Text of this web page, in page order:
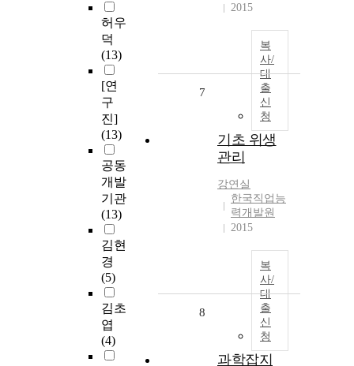
허우
덕
(13)
[연
구
진]
(13)
공동
개발
기관
(13)
김현
경
(5)
김초
엽
(4)
2015
복
사/
대
출
신
청
7
기초 위생
관리
강연실
한국직업능
력개발원
2015
복
사/
대
출
신
청
8
과학잡지